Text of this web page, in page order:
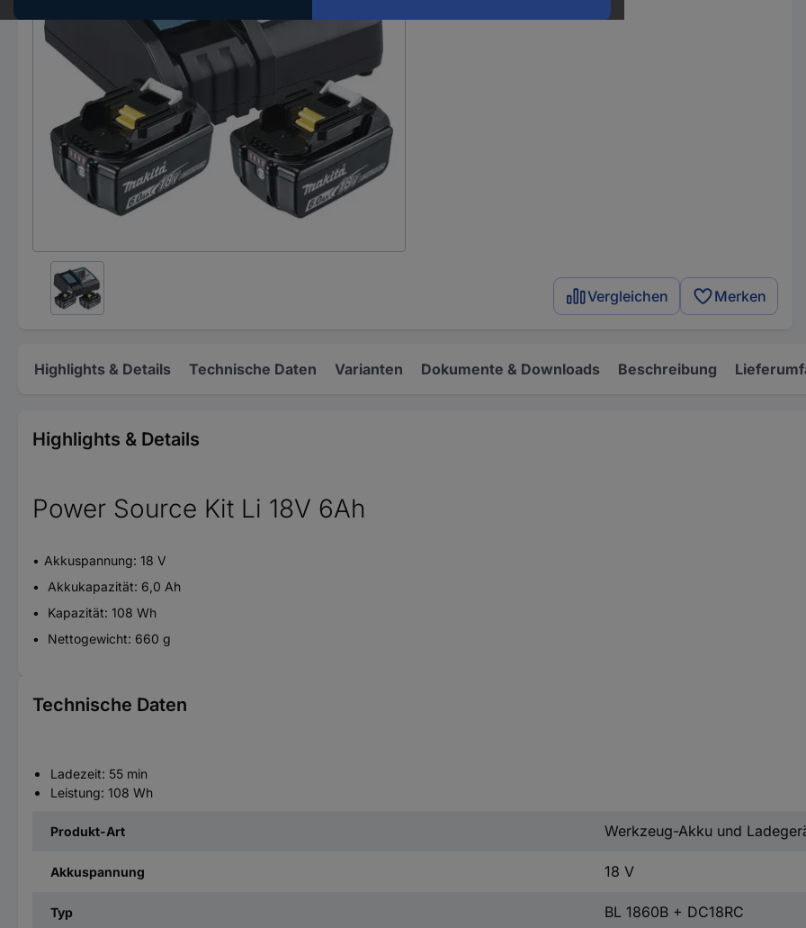
Vergleichen Merken
Highlights & Details Technische Daten Varianten Dokumente & Downloads Beschreibung
Highlights & Details
Power Source Kit Li 18V 6Ah
Akkuspannung: 18 V
Akkukapazität: 6,0 Ah
Kapazität: 108 Wh
Nettogewicht: 660 g
Technische Daten
Ladezeit: 55 min
Leistung: 108 Wh
Produkt-Art Werkzeug-Akku und
Akkuspannung 18 V
Typ BL 1860B + DC18RC